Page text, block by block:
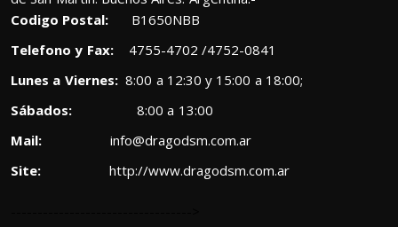
Codigo Postal: B1650NBB
Telefono y Fax:4755-4702 /4752-0841
Lunes a Viernes:8:00 a 12:30 y 15:00 a 18:00;
Sábados: 8:00 a 13:00
Mail:
info@dragodsm.com.ar
Site:
http://www.dragodsm.com.ar